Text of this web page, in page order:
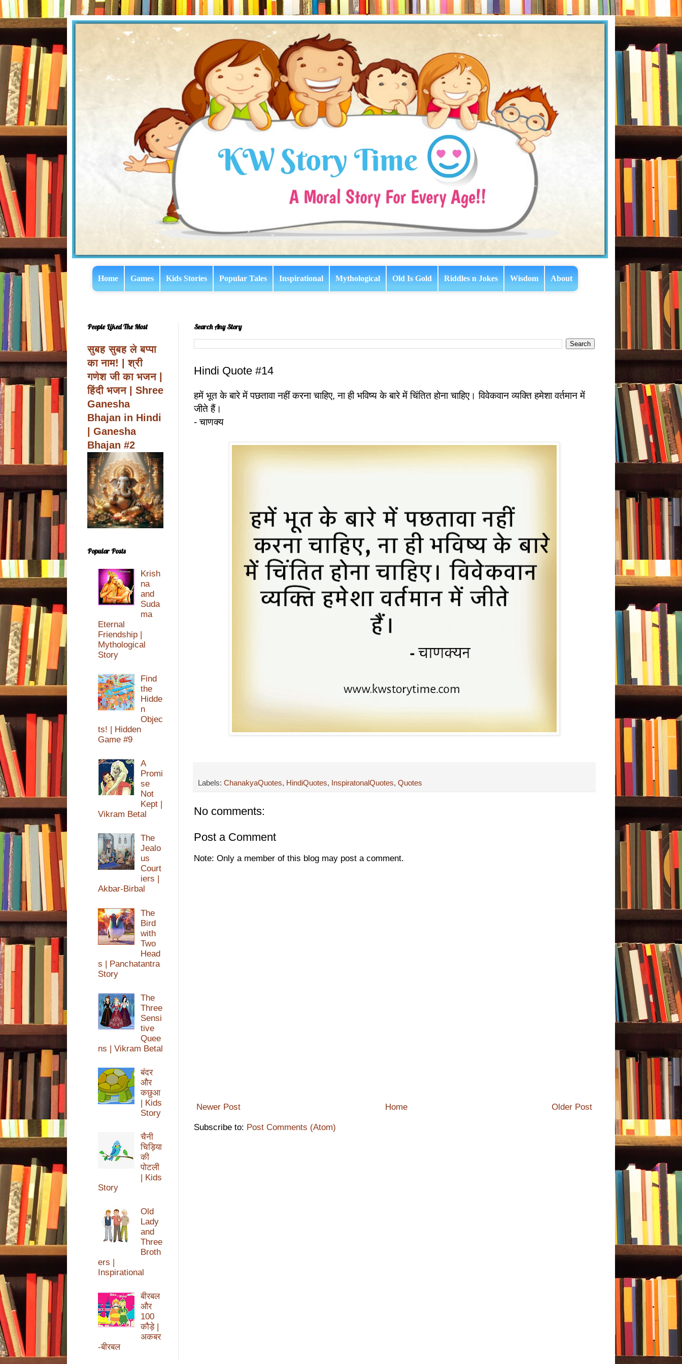
Home Games Kids Stories Popular Tales Inspirational Mythological Old Is Gold Riddles n Jokes Wisdom About
Search Any Story
Hindi Quote #14
हमें भूत के बारे में पछतावा नहीं करना चाहिए, ना ही भविष्य के बारे में चिंतित होना चाहिए। विवेकवान व्यक्ति हमेशा वर्तमान में
जीते हैं।
- चाणक्य
Labels: ChanakyaQuotes, HindiQuotes, InspiratonalQuotes, Quotes
No comments:
Post a Comment
Note: Only a member of this blog may post a comment.
Newer Post Older Post
Home
Subscribe to: Post Comments (Atom)
People Liked The Most
सुबह सुबह ले बप्पा
का नाम! | श्री
गणेश जी का भजन |
हिंदी भजन | Shree
Ganesha
Bhajan in Hindi
| Ganesha
Bhajan #2
Popular Posts
Krish
na
and
Suda
ma
Eternal
Friendship |
Mythological
Story
Find
the
Hidde
n
Objec
ts! | Hidden
Game #9
A
Promi
se
Not
Kept |
Vikram Betal
The
Jealo
us
Court
iers |
Akbar-Birbal
The
Bird
with
Two
Head
s | Panchatantra
Story
The
Three
Sensi
tive
Quee
ns | Vikram Betal
बंदर
और
कछुआ
| Kids
Story
चैनी
चिड़िया
की
पोटली
| Kids
Story
Old
Lady
and
Three
Broth
ers |
Inspirational
बीरबल
और
100
कौड़े |
अकबर
-बीरबल